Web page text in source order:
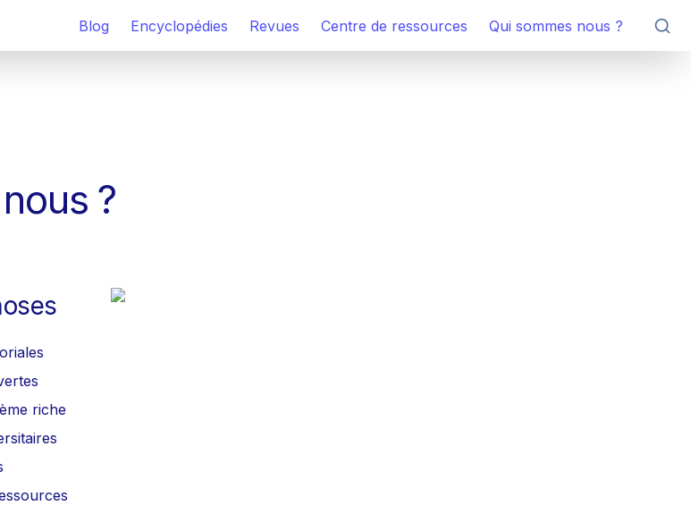
Blog Encyclopédies Revues Centre de ressources Qui sommes nous ?
?
riche